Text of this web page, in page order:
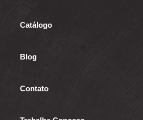
Catálogo
Blog
Contato